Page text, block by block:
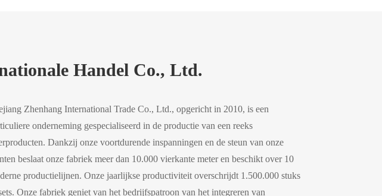
Handel Co., Ltd.
Zhenhang International Trade Co., Ltd., opgericht in 2010, is een
onderneming gespecialiseerd in de productie van een reeks
Dankzij onze voortdurende inspanningen en de steun van onze
beslaat onze fabriek meer dan 10.000 vierkante meter en beschikt over 10
productielijnen. Onze jaarlijkse productiviteit overschrijdt 1.500.000 stuks
Onze fabriek geniet van het bedrijfspatroon van het integreren van